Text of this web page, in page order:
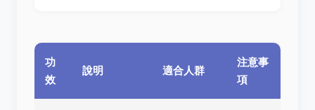
功
效
說明 適合人群
注意事
項